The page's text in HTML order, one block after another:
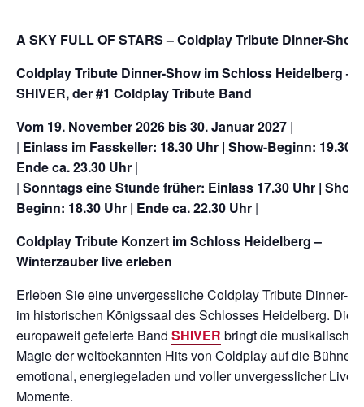
A SKY FULL OF STARS – Coldplay Tribute Dinner-Show
Coldplay Tribute Dinner-Show im Schloss Heidelberg –
SHIVER, der #1 Coldplay Tribute Band
Vom 19. November 2026 bis 30. Januar 2027 |
| Einlass im Fasskeller: 18.30 Uhr | Show-Beginn: 19.30
Ende ca. 23.30 Uhr |
| Sonntags eine Stunde früher: Einlass 17.30 Uhr | Show-
Beginn: 18.30 Uhr | Ende ca. 22.30 Uhr |
Coldplay Tribute Konzert im Schloss Heidelberg –
Winterzauber live erleben
Erleben Sie eine unvergessliche Coldplay Tribute Dinner-
im historischen Königssaal des Schlosses Heidelberg. Die
europaweit gefeierte Band SHIVER bringt die musikalische
Magie der weltbekannten Hits von Coldplay auf die Bühne –
emotional, energiegeladen und voller unvergesslicher Live-
Momente.